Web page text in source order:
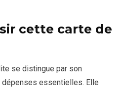
cette carte de
se distingue par son
essentielles. Elle